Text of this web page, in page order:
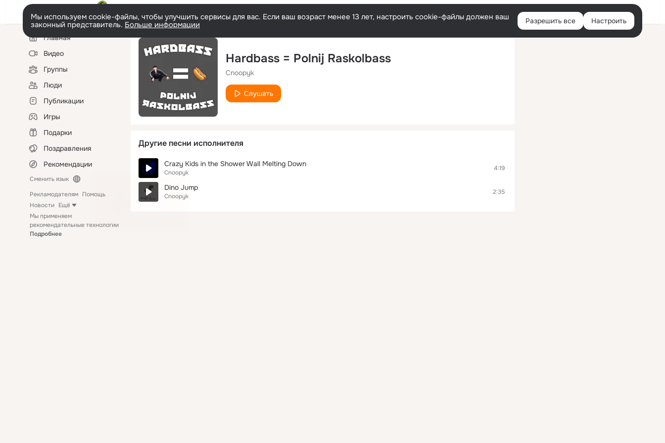
Войти
Мы используем cookie-файлы, чтобы улучшить сервисы для вас. Если ваш возраст менее 13 лет, настроить cookie-файлы должен ваш
законный представитель. Больше информации Разрешить все Настроить
Левая
колонкаГлавная
Видео
Группы
Люди
Публикации
Игры
Подарки
Поздравления
Рекомендации
Сменить язык
Рекламодателям Помощь
Новости Ещё
Мы применяем
рекомендательные технологии
Подробнее
Hardbass = Polnij Raskolbass
Cnoopyk
Слушать
Другие песни исполнителя
Crazy Kids in the Shower Wall Melting Down
Cnoopyk
4:19
Dino Jump
Cnoopyk
2:35